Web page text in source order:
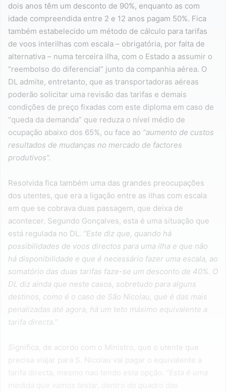
dois anos têm um desconto de 90%, enquanto as com
idade compreendida entre 2 e 12 anos pagam 50%. Fica
também estabelecido um método de cálculo para tarifas
de voos interilhas com escala – obrigatória, por falta de
alternativa – numa terceira ilha, com o Estado a assumir o
“reembolso do diferencial” junto da companhia aérea. O
DL admite, entretanto, que as transportadoras aéreas
poderão solicitar uma revisão das tarifas e demais
condições de preço fixadas com este diploma em caso de
“queda da demanda” que reduza o nível médio de
ocupação abaixo dos 65%, ou face ao “aumento de custos
resultados de mudanças no mercado de factores
produtivos”.
Resolvida fica também uma das grandes preocupações
dos utentes, que era a ligação entre as ilhas com escala
em que se cobrava duas passagem, que deixa de
acontecer. Segundo Gonçalves, esta é uma situação que
está regulada no DL. “Este diz que, quando há
possibilidades de voos directos para uma ilha e que não
há disponibilidade e que é necessário fazer uma escala, ao
somatório das duas tarifas faze-se um desconto de 40%. O
DL diz ainda que neste casos, sobretudo para alguns
destinos, como é o caso de São Nicolau, que é das mais
penalizadas até agora, há um teto máximo equivalente a
tarifa directa.”
Significa, de acordo com o Ministro, que o utente que
precisa viajar para S. Nicolau vai pagar o equivalente a